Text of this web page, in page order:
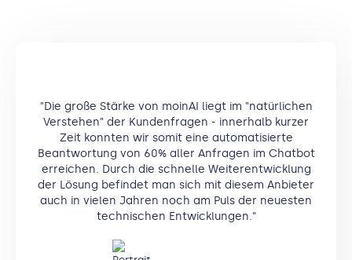
"Die große Stärke von moinAI liegt im "natürlichen
Verstehen" der Kundenfragen - innerhalb kurzer
Zeit konnten wir somit eine automatisierte
Beantwortung von 60% aller Anfragen im Chatbot
erreichen. Durch die schnelle Weiterentwicklung
der Lösung befindet man sich mit diesem Anbieter
auch in vielen Jahren noch am Puls der neuesten
technischen Entwicklungen."